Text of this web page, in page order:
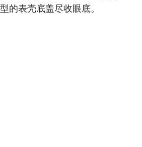
的表壳底盖尽收眼底。